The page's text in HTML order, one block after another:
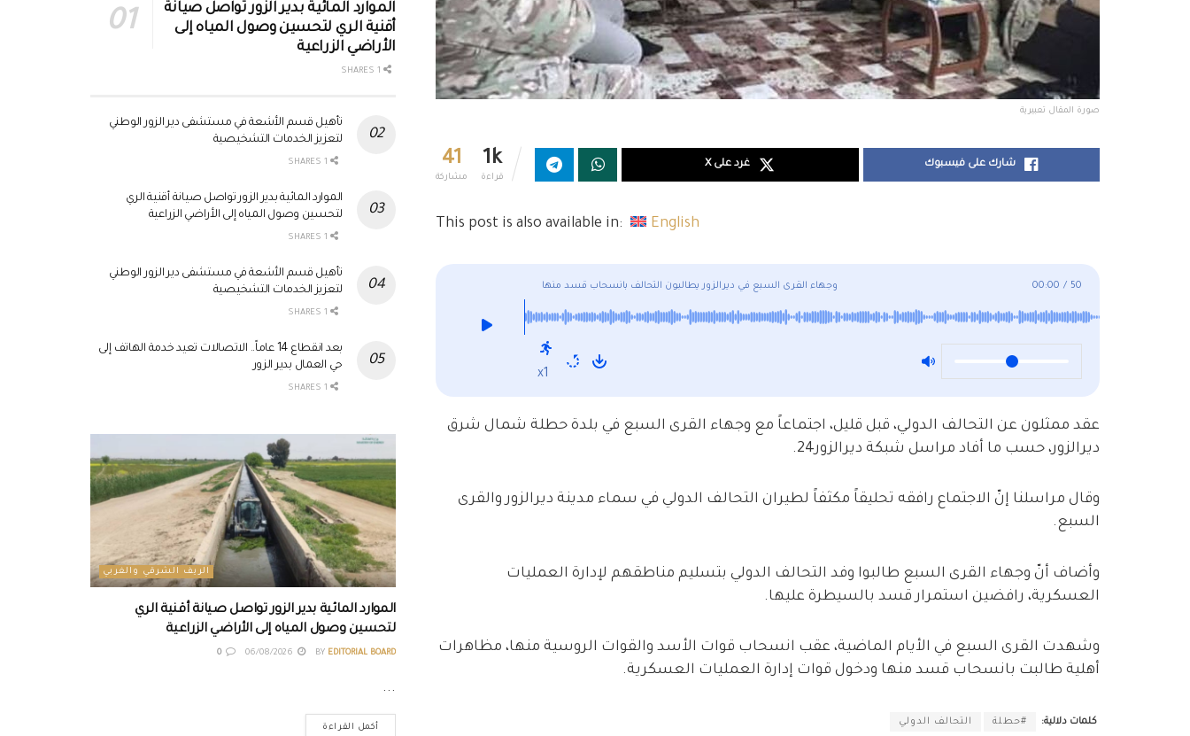
صورة المقال تعبيرية
41
مشاركة
1k
قراءة
شارك على فيسبوك غرد على X
This post is also available in: English
وجهاء القرى السبع في ديرالزور يطالبون التحالف بانسحاب قسد منها 00:00 / 50
x1
عقد ممثلون عن التحالف الدولي، قبل قليل، اجتماعاً مع وجهاء القرى السبع في بلدة حطلة شمال شرق
ديرالزور، حسب ما أفاد مراسل شبكة ديرالزور24.
وقال مراسلنا إنّ الاجتماع رافقه تحليقاً مكثفاً لطيران التحالف الدولي في سماء مدينة ديرالزور والقرى
السبع.
وأضاف أنّ وجهاء القرى السبع طالبوا وفد التحالف الدولي بتسليم مناطقهم لإدارة العمليات
العسكرية، رافضين استمرار قسد بالسيطرة عليها.
وشهدت القرى السبع في الأيام الماضية، عقب انسحاب قوات الأسد والقوات الروسية منها، مظاهرات
أهلية طالبت بانسحاب قسد منها ودخول قوات إدارة العمليات العسكرية.
كلمات دلالية: #حطلة التحالف الدولي
الموارد المائية بدير الزور تواصل صيانة
أقنية الري لتحسين وصول المياه إلى
الأراضي الزراعية
تأهيل قسم الأشعة في مستشفى دير الزور الوطني
لتعزيز الخدمات التشخيصية
الموارد المائية بدير الزور تواصل صيانة أقنية الري
لتحسين وصول المياه إلى الأراضي الزراعية
تأهيل قسم الأشعة في مستشفى دير الزور الوطني
لتعزيز الخدمات التشخيصية
بعد انقطاع 14 عاماً.. الاتصالات تعيد خدمة الهاتف إلى
حي العمال بدير الزور
الريف الشرقي والغربي
الموارد المائية بدير الزور تواصل صيانة أقنية الري
لتحسين وصول المياه إلى الأراضي الزراعية
BY EDITORIAL BOARD
0
...
أكمل القراءة